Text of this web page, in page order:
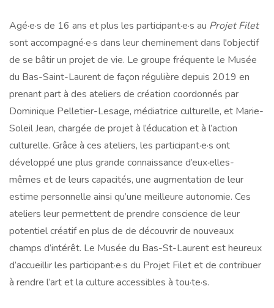
Agé·e·s de 16 ans et plus les participant·e·s au Projet Filet
sont accompagné·e·s dans leur cheminement dans l'objectif
de se bâtir un projet de vie. Le groupe fréquente le Musée
du Bas-Saint-Laurent de façon régulière depuis 2019 en
prenant part à des ateliers de création coordonnés par
Dominique Pelletier-Lesage, médiatrice culturelle, et Marie-
Soleil Jean, chargée de projet à l’éducation et à l’action
culturelle. Grâce à ces ateliers, les participant·e·s ont
développé une plus grande connaissance d’eux·elles-
mêmes et de leurs capacités, une augmentation de leur
estime personnelle ainsi qu’une meilleure autonomie. Ces
ateliers leur permettent de prendre conscience de leur
potentiel créatif en plus de de découvrir de nouveaux
champs d’intérêt. Le Musée du Bas-St-Laurent est heureux
d’accueillir les participant·e·s du Projet Filet et de contribuer
à rendre l’art et la culture accessibles à tou·te·s.